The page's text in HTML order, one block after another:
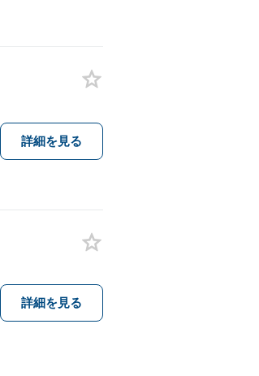
詳細を見る
詳細を見る